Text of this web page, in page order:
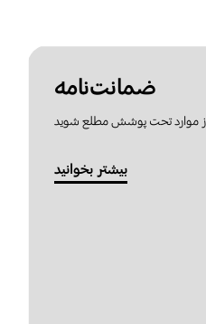
ضمانت‌نامه
موارد تحت پوشش مطلع شوید
بیشتر بخوانید